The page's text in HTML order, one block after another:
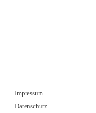
Impressum
Datenschutz